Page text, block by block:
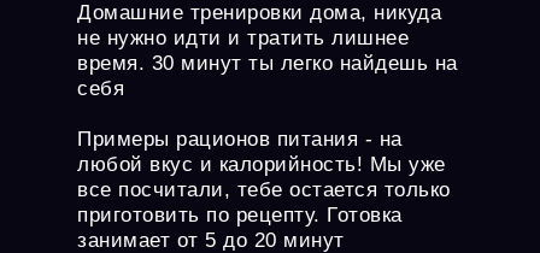
Домашние тренировки дома, никуда
не нужно идти и тратить лишнее
время. 30 минут ты легко найдешь на
себя
Примеры рационов питания - на
любой вкус и калорийность! Мы уже
все посчитали, тебе остается только
приготовить по рецепту. Готовка
занимает от 5 до 20 минут